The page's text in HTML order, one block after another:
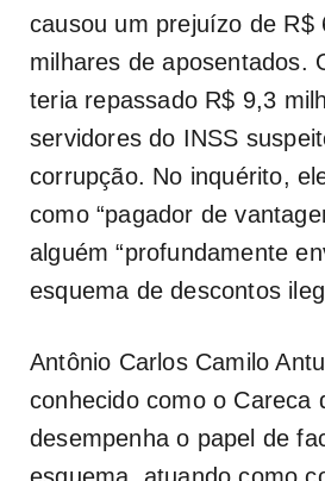
causou um prejuízo de R$
milhares de aposentados.
teria repassado R$ 9,3
servidores do INSS
corrupção. No inquérito,
como “pagador de
alguém “profundamente
esquema de descontos
Antônio Carlos Camilo
conhecido como o Careca
desempenha o papel de